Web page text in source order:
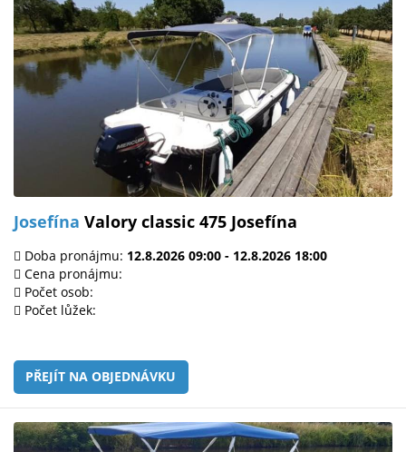
Josefína Valory classic 475 Josefína
Doba pronájmu: 12.8.2026 09:00 - 12.8.2026 18:00
Cena pronájmu:
Počet osob:
Počet lůžek:
PŘEJÍT NA OBJEDNÁVKU